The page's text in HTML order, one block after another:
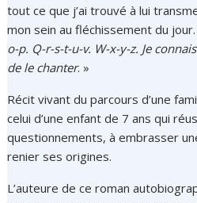
tout ce que j’ai trouvé à lui
mon sein au fléchissement du jour.
o-p. Q-r-s-t-u-v. W-x-y-z. Je
de le chanter. »
Récit vivant du parcours d’une
celui d’une enfant de 7 ans qui
questionnements, à embrasser
renier ses origines.
L’auteure de ce roman